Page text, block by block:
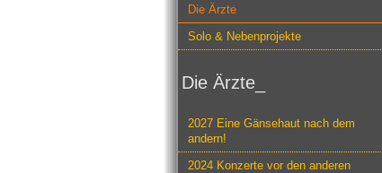
Die Ärzte
Solo & Nebenprojekte
Die Ärzte_
2027 Eine Gänsehaut nach dem
andern!
2024 Konzerte vor den anderen